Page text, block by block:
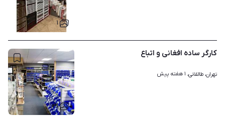
۱
۱
کارگر ساده افغانی و اتباع
تهران، طالقانی، ۱ هفته پیش